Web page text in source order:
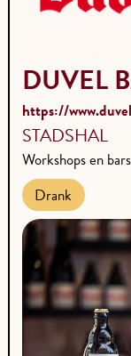
DUVEL
https://
STADSHAL
Workshops en bars
Drank